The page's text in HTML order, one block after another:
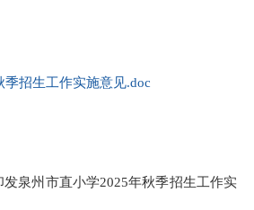
招生工作实施意见.doc
发泉州市直小学2025年秋季招生工作实